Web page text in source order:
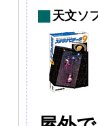
天文ソ